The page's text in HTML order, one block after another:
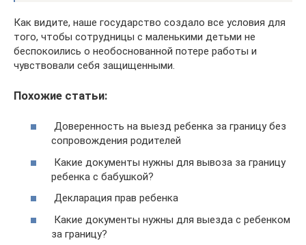
Как видите, наше государство создало все условия для
того, чтобы сотрудницы с маленькими детьми не
беспокоились о необоснованной потере работы и
чувствовали себя защищенными.
Похожие статьи:
Доверенность на выезд ребенка за границу без
сопровождения родителей
Какие документы нужны для вывоза за границу
ребенка с бабушкой?
Декларация прав ребенка
Какие документы нужны для выезда с ребенком
за границу?